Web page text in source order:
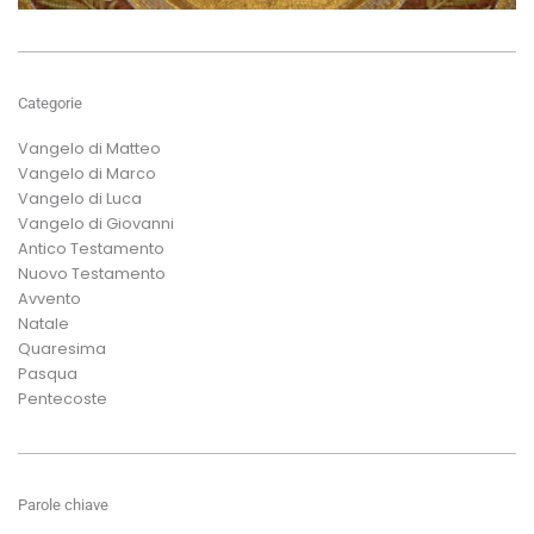
Categorie
Vangelo di Matteo
Vangelo di Marco
Vangelo di Luca
Vangelo di Giovanni
Antico Testamento
Nuovo Testamento
Avvento
Natale
Quaresima
Pasqua
Pentecoste
Parole chiave